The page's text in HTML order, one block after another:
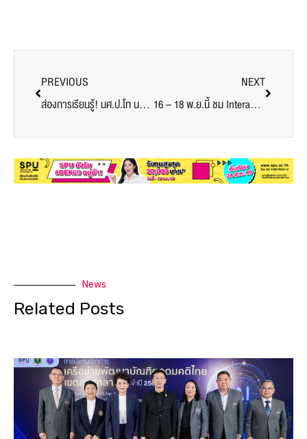
PREVIOUS
ส่องการเรียนรู้! นศ.ป.โท นวัตกรรม SITI SPU กับกระบวนการเรียนรู้ “Formative and Summative Assessment”
NEXT
16 – 18 พ.ย.นี้ ชม Interactive Theatre เรื่อง ร่องรอย inspiration by 13 Reasons Why ผลงานเด็กศิลปะการแสดง คณะนิเทศฯ ม.ศรีปทุม
News
Related Posts